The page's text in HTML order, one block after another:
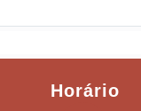
Horário